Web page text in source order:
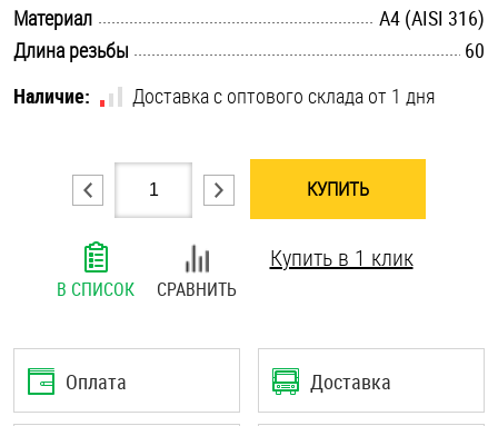
Такелаж
Хомуты
Шпильки
Шплинты
Штифты и пальцы
Материал
A4 (AISI 316)
Длина резьбы
60
Наличие:
Доставка с оптового склада от 1 дня
КУПИТЬ
В СПИСОК СРАВНИТЬ
Купить в 1 клик
Оплата Доставка